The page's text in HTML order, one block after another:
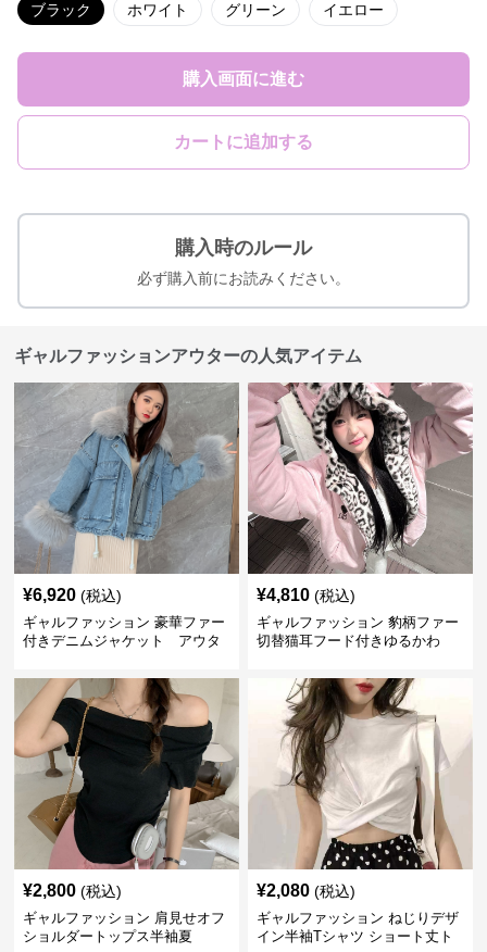
ブラック ホワイト グリーン イエロー
購入画面に進む
カートに追加する
購入時のルール
必ず購入前にお読みください。
ギャルファッションアウターの人気アイテム
¥6,920 (税込)
ギャルファッション 豪華ファー
付きデニムジャケット アウタ
¥4,810 (税込)
ギャルファッション 豹柄ファー
切替猫耳フード付きゆるかわ
¥2,800 (税込)
ギャルファッション 肩見せオフ
ショルダートップス半袖夏
¥2,080 (税込)
ギャルファッション ねじりデザ
イン半袖Tシャツ ショート丈ト